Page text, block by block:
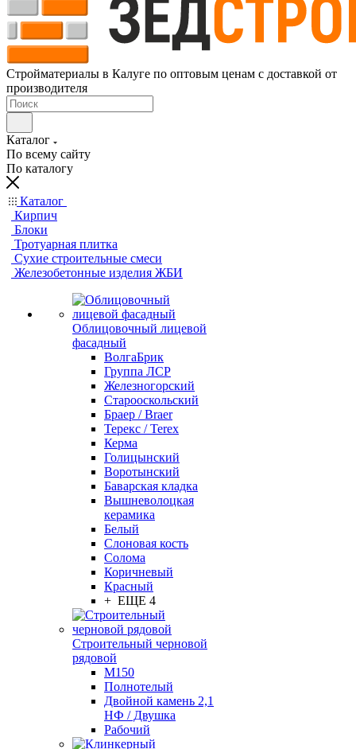
Стройматериалы в Калуге по оптовым ценам с доставкой от
производителя
Каталог
По всему сайту
По каталогу
Каталог
Кирпич
Блоки
Тротуарная плитка
Сухие строительные смеси
Железобетонные изделия ЖБИ
Облицовочный лицевой
фасадный
ВолгаБрик
Группа ЛСР
Железногорский
Старооскольский
Браер / Braer
Терекс / Terex
Керма
Голицынский
Воротынский
Баварская кладка
Вышневолоцкая
керамика
Белый
Слоновая кость
Солома
Коричневый
Красный
+ ЕЩЕ 4
Строительный черновой
рядовой
М150
Полнотелый
Двойной камень 2,1
НФ / Двушка
Рабочий